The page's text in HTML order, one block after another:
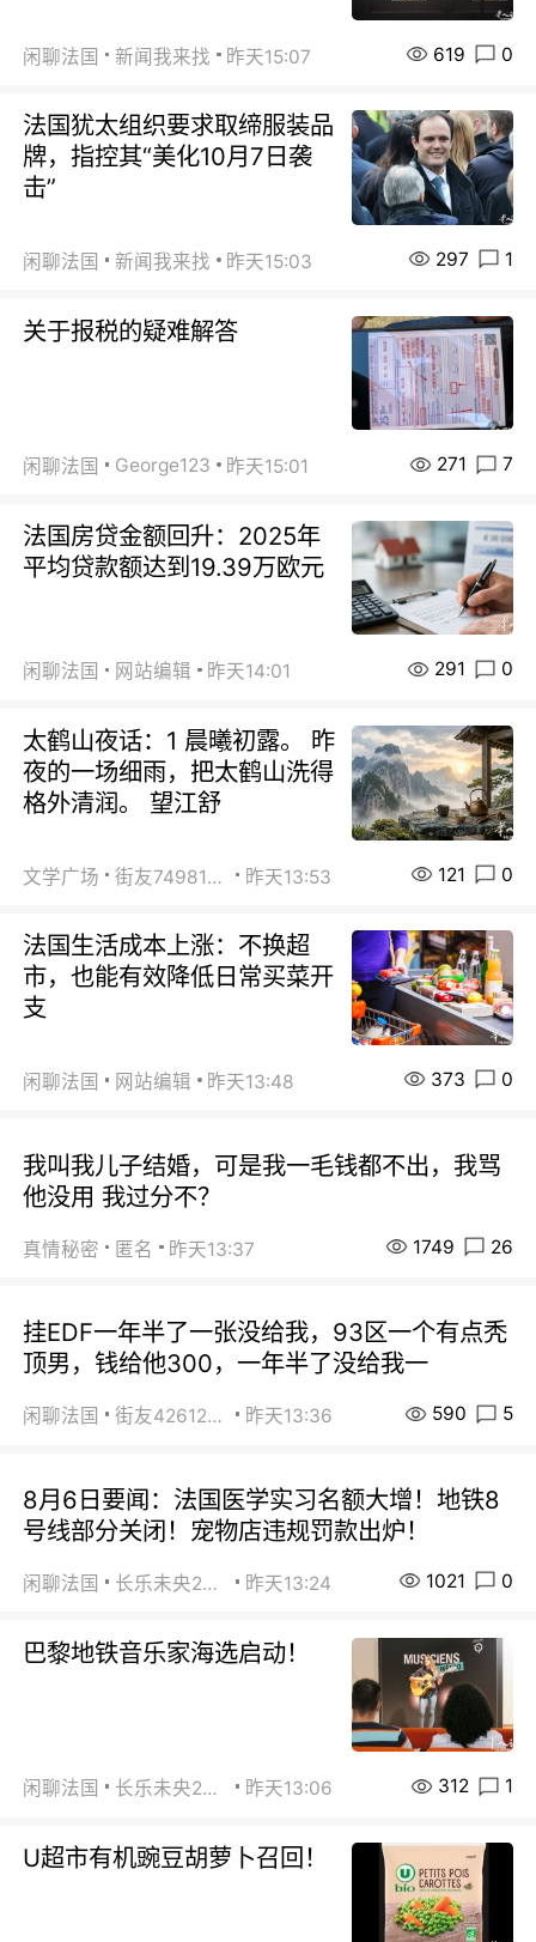
闲聊法国 新闻我来找 昨天15:07 619 0
法国犹太组织要求取缔服装品
牌，指控其“美化10月7日袭
击”
闲聊法国 新闻我来找 昨天15:03 297 1
关于报税的疑难解答
闲聊法国 George123 昨天15:01 271 7
法国房贷金额回升：2025年
平均贷款额达到19.39万欧元
闲聊法国 网站编辑 昨天14:01 291 0
太鹤山夜话：1 晨曦初露。 昨
夜的一场细雨，把太鹤山洗得
格外清润。 望江舒
文学广场 街友74981146 昨天13:53 121 0
法国生活成本上涨：不换超
市，也能有效降低日常买菜开
支
闲聊法国 网站编辑 昨天13:48 373 0
我叫我儿子结婚，可是我一毛钱都不出，我骂
他没用 我过分不？
真情秘密 匿名 昨天13:37 1749 26
挂EDF一年半了一张没给我，93区一个有点秃
顶男，钱给他300，一年半了没给我一
闲聊法国 街友42612092 昨天13:36 590 5
8月6日要闻：法国医学实习名额大增！地铁8
号线部分关闭！宠物店违规罚款出炉！
闲聊法国 长乐未央2015 昨天13:24 1021 0
巴黎地铁音乐家海选启动！
闲聊法国 长乐未央2015 昨天13:06 312 1
U超市有机豌豆胡萝卜召回！